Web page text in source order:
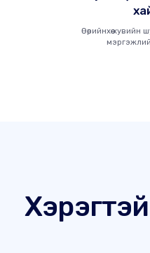
Өөрийнхөө
Хэрэгтэй